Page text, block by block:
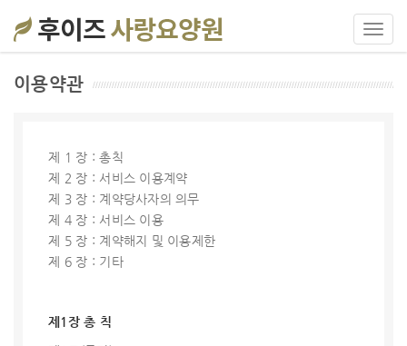
이용약관
제 1 장 : 총칙
제 2 장 : 서비스 이용계약
제 3 장 : 계약당사자의 의무
제 4 장 : 서비스 이용
제 5 장 : 계약해지 및 이용제한
제 6 장 : 기타
제1장 총 칙